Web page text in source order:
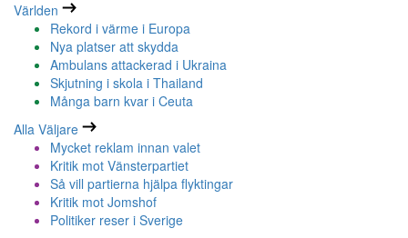
Världen
Rekord i värme i Europa
Nya platser att skydda
Ambulans attackerad i Ukraina
Skjutning i skola i Thailand
Många barn kvar i Ceuta
Alla Väljare
Mycket reklam innan valet
Kritik mot Vänsterpartiet
Så vill partierna hjälpa flyktingar
Kritik mot Jomshof
Politiker reser i Sverige